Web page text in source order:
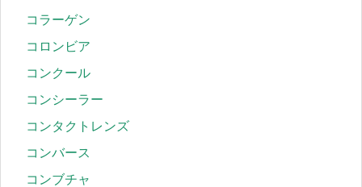
コラーゲン
コロンビア
コンクール
コンシーラー
コンタクトレンズ
コンバース
コンブチャ